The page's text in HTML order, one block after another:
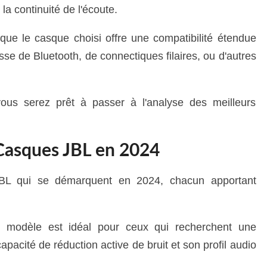
continuité de l'écoute.
le casque choisi offre une compatibilité étendue
de Bluetooth, de connectiques filaires, ou d'autres
serez prêt à passer à l'analyse des meilleurs
JBL en 2024
qui se démarquent en 2024, chacun apportant
est idéal pour ceux qui recherchent une
de réduction active de bruit et son profil audio